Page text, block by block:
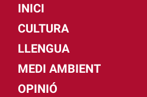
INICI
CULTURA
LLENGUA
MEDI AMBIENT
OPINIÓ